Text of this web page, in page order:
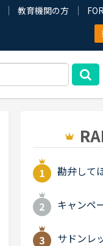
教育機関の方
勘弁して
キャンペ
サドンレ